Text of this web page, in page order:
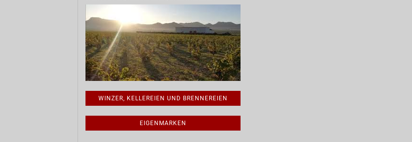
WINZER, KELLEREIEN UND BRENNEREIEN
EIGENMARKEN